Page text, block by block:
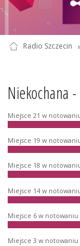
Radio Szczecin
Niekochana
Miejsce 21 w
Miejsce 19 w
Miejsce 18 w
Miejsce 14 w
Miejsce 6 w
Miejsce 3 w notowaniu